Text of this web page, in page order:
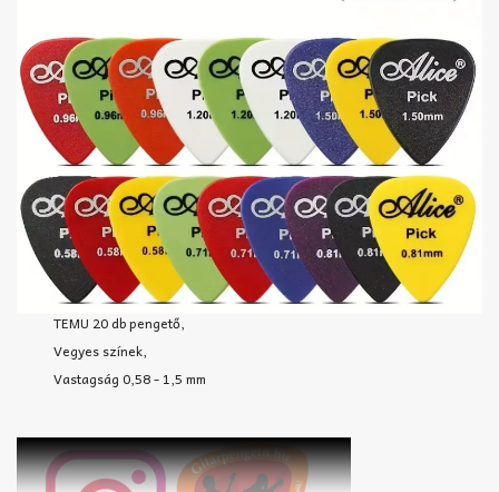
TEMU 20 db pengető,
Vegyes színek,
Vastagság 0,58 - 1,5 mm